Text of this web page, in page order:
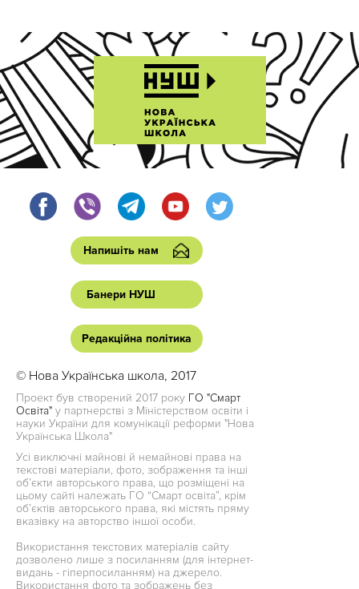
Напишіть нам
Банери НУШ
Редакційна політика
© Нова Українська школа, 2017
Проект був створений 2017 року ГО "Смарт
Освіта" у партнерстві з Міністерством освіти і
науки України для комунікації реформи "Нова
Українська Школа"
Усі виключні майнові й немайнові права на
текстові матеріали, фото, зображення та інші
об’єкти авторського права, що розміщені на
цьому сайті належать ГО “Смарт освіта”, крім
об’єктів авторського права, які містять пряму
вказівку на авторство іншої особи.
Використання текстових матеріалів сайту
дозволено лише з посиланням (для інтернет-
видань - гіперпосиланням) на джерело.
Використання фото та зображень без